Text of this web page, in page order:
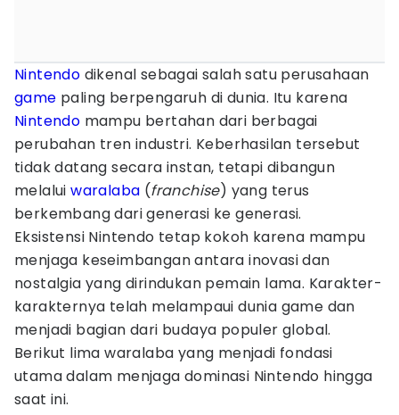
Nintendo dikenal sebagai salah satu perusahaan
game paling berpengaruh di dunia. Itu karena
Nintendo mampu bertahan dari berbagai
perubahan tren industri. Keberhasilan tersebut
tidak datang secara instan, tetapi dibangun
melaluiwaralaba (franchise) yang terus
berkembang dari generasi ke generasi.
Eksistensi Nintendo tetap kokoh karena mampu
menjaga keseimbangan antara inovasi dan
nostalgia yang dirindukan pemain lama. Karakter-
karakternya telah melampaui dunia game dan
menjadi bagian dari budaya populer global.
Berikut lima waralaba yang menjadi fondasi
utama dalam menjaga dominasi Nintendo hingga
saat ini.